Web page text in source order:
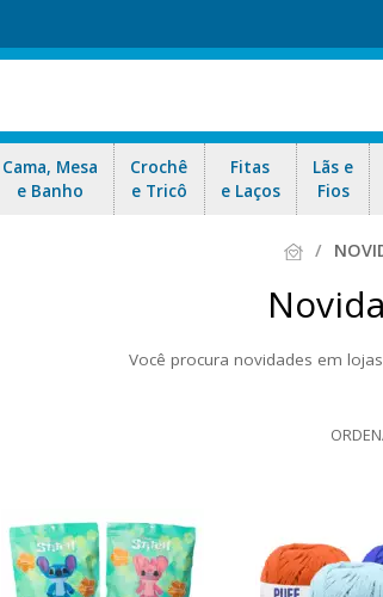
Cama, Mesa
e Banho
Crochê
e Tricô
Fitas
e Laços
Lãs e
Fios
Você procura novidades em